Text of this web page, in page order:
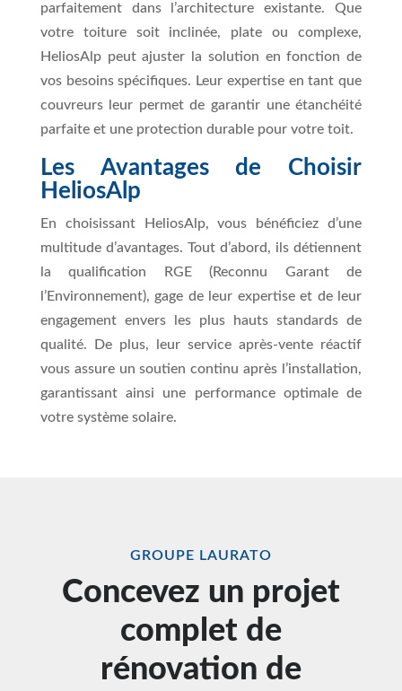
parfaitement dans l’architecture existante. Que
votre toiture soit inclinée, plate ou complexe,
HeliosAlp peut ajuster la solution en fonction de
vos besoins spécifiques. Leur expertise en tant que
couvreurs leur permet de garantir une étanchéité
parfaite et une protection durable pour votre toit.
Les Avantages de Choisir
HeliosAlp
En choisissant HeliosAlp, vous bénéficiez d’une
multitude d’avantages. Tout d’abord, ils détiennent
la qualification RGE (Reconnu Garant de
l’Environnement), gage de leur expertise et de leur
engagement envers les plus hauts standards de
qualité. De plus, leur service après-vente réactif
vous assure un soutien continu après l’installation,
garantissant ainsi une performance optimale de
votre système solaire.
GROUPE LAURATO
Concevez un projet
complet de
rénovation de